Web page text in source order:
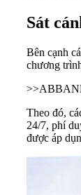
Sát
Bên cạnh
chương
>>
Theo đó,
24/7, phí
được áp